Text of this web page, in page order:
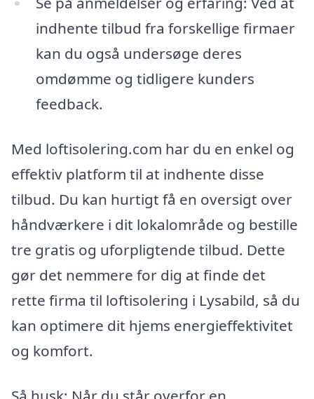
indhente tilbud fra forskellige firmaer
kan du også undersøge deres
omdømme og tidligere kunders
feedback.
Med loftisolering.com har du en enkel og
effektiv platform til at indhente disse
tilbud. Du kan hurtigt få en oversigt over
håndværkere i dit lokalområde og bestille
tre gratis og uforpligtende tilbud. Dette
gør det nemmere for dig at finde det
rette firma til loftisolering i Lysabild, så du
kan optimere dit hjems energieffektivitet
og komfort.